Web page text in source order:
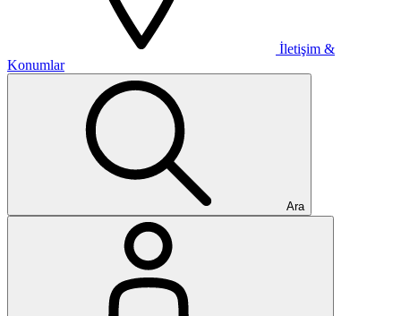
İletişim &
Konumlar
Ara